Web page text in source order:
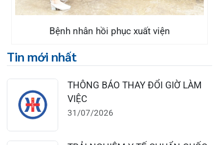
124 Nguyễn Đức Cảnh, Cát Dài Q Lê
Chân, Hải Phòng
0225-3955 888
0225-3951 115
dakhoaquocte.hih@gmail.com
Lịch làm việc: